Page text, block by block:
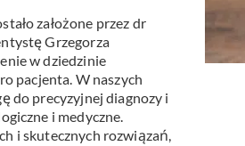
założone przez dr
Grzegorza
w dziedzinie
pacjenta. W naszych
do precyzyjnej diagnozy i
i medyczne.
i skutecznych rozwiązań,